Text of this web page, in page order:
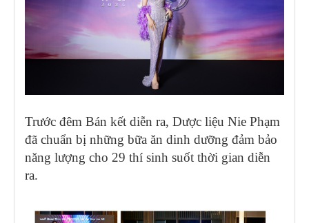
Trước đêm Bán kết diễn ra, Dược liệu Nie Phạm
đã chuẩn bị những bữa ăn dinh dưỡng đảm bảo
năng lượng cho 29 thí sinh suốt thời gian diễn
ra.